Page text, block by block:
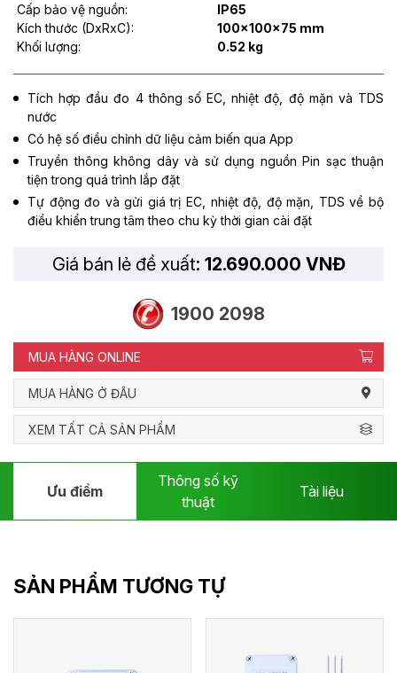
Cấp bảo vệ nguồn:
IP65
Kích thước (DxRxC):
100x100x75 mm
Khối lượng:
0.52 kg
Tích hợp đầu đo 4 thông số EC, nhiệt độ, độ mặn và TDS
nước
Có hệ số điều chỉnh dữ liệu cảm biến qua App
Truyền thông không dây và sử dụng nguồn Pin sạc thuận
tiện trong quá trình lắp đặt
Tự động đo và gửi giá trị EC, nhiệt độ, độ mặn, TDS về bộ
điều khiển trung tâm theo chu kỳ thời gian cài đặt
Giá bán lẻ đề xuất: 12.690.000 VNĐ
1900 2098
MUA HÀNG ONLINE
MUA HÀNG Ở ĐÂU
XEM TẤT CẢ SẢN PHẨM
Ưu điểm
Thông số kỹ
thuật
Tài liệu
SẢN PHẨM TƯƠNG TỰ